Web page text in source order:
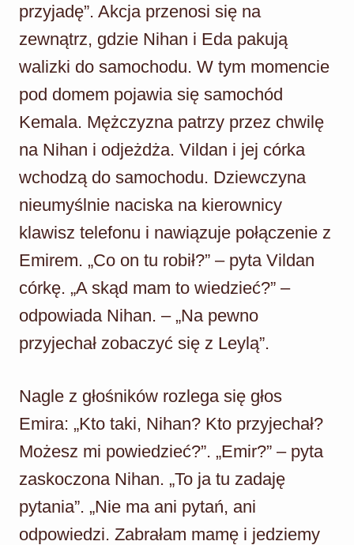
przyjadę”. Akcja przenosi się na
zewnątrz, gdzie Nihan i Eda pakują
walizki do samochodu. W tym momencie
pod domem pojawia się samochód
Kemala. Mężczyzna patrzy przez chwilę
na Nihan i odjeżdża. Vildan i jej córka
wchodzą do samochodu. Dziewczyna
nieumyślnie naciska na kierownicy
klawisz telefonu i nawiązuje połączenie z
Emirem. „Co on tu robił?” – pyta Vildan
córkę. „A skąd mam to wiedzieć?” –
odpowiada Nihan. – „Na pewno
przyjechał zobaczyć się z Leylą”.
Nagle z głośników rozlega się głos
Emira: „Kto taki, Nihan? Kto przyjechał?
Możesz mi powiedzieć?”. „Emir?” – pyta
zaskoczona Nihan. „To ja tu zadaję
pytania”. „Nie ma ani pytań, ani
odpowiedzi. Zabrałam mamę i jedziemy